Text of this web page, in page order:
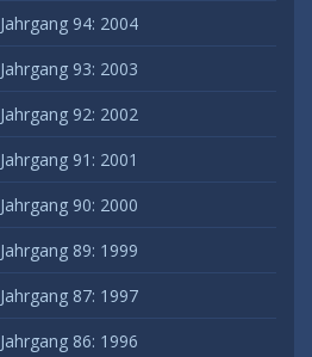
Jahrgang 94: 2004
Jahrgang 93: 2003
Jahrgang 92: 2002
Jahrgang 91: 2001
Jahrgang 90: 2000
Jahrgang 89: 1999
Jahrgang 87: 1997
Jahrgang 86: 1996